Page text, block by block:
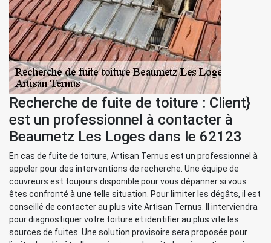
Recherche de fuite de toiture : Client}
est un professionnel à contacter à
Beaumetz Les Loges dans le 62123
En cas de fuite de toiture, Artisan Ternus est un professionnel à
appeler pour des interventions de recherche. Une équipe de
couvreurs est toujours disponible pour vous dépanner si vous
êtes confronté à une telle situation. Pour limiter les dégâts, il est
conseillé de contacter au plus vite Artisan Ternus. Il interviendra
pour diagnostiquer votre toiture et identifier au plus vite les
sources de fuites. Une solution provisoire sera proposée pour